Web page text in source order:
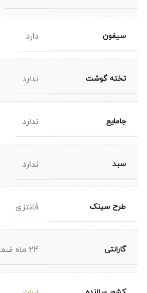
سیفون دارد
تخته گوشت ندارد
جامایع ندارد
سبد ندارد
طرح سینک فانتزی
گارانتی 24 ماه ضمانت ونسی